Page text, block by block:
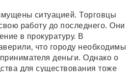
ситуацией. Торговцы
работу до последнего. Они
в прокуратуру. В
что городу необходимы
деньги. Однако о
для существования тоже